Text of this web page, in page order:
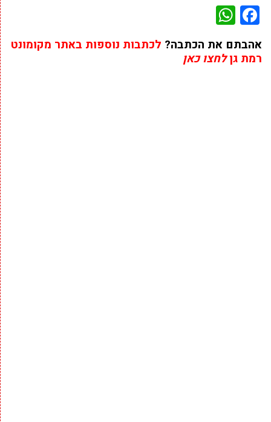
Facebook
אהבתם את הכתבה? לכתבות נוספות באתר מקומונט
רמת גןלחצו כאן